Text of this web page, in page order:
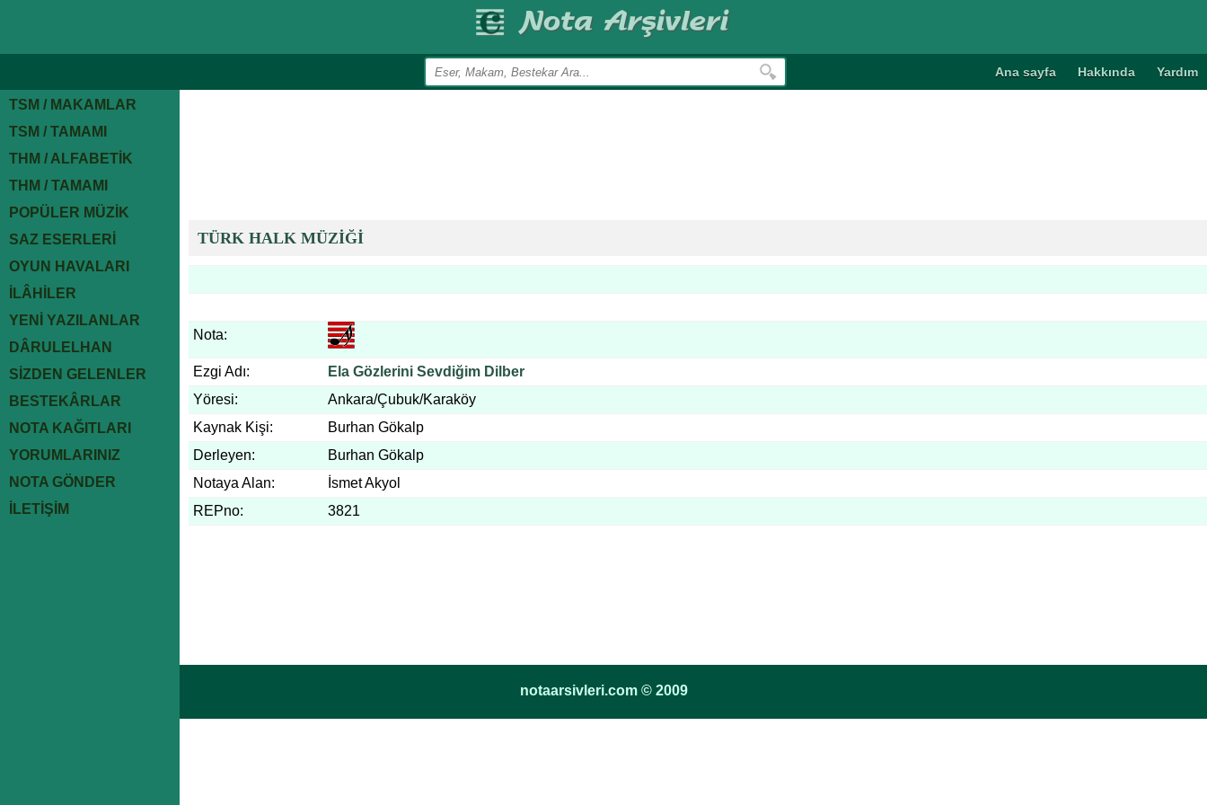
Ana sayfa Hakkında Yardım
TSM / MAKAMLAR
TSM / TAMAMI
THM / ALFABETİK
THM / TAMAMI
POPÜLER MÜZİK
SAZ ESERLERİ
OYUN HAVALARI
İLÂHİLER
YENİ YAZILANLAR
DÂRULELHAN
SİZDEN GELENLER
BESTEKÂRLAR
NOTA KAĞITLARI
YORUMLARINIZ
NOTA GÖNDER
İLETİŞİM
TÜRK HALK MÜZİĞİ
Nota:
Ezgi Adı:
Ela Gözlerini Sevdiğim Dilber
Yöresi:
Ankara/Çubuk/Karaköy
Kaynak Kişi:
Burhan Gökalp
Derleyen:
Burhan Gökalp
Notaya Alan:
İsmet Akyol
REPno:
3821
notaarsivleri.com © 2009